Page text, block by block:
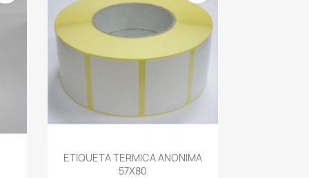
Vista rápida
ETIQUETA TERMICA ANONIMA
57X80